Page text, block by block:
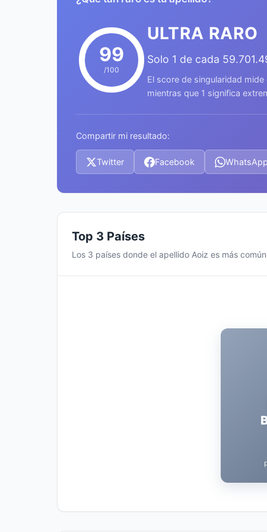
99
/100
ULTRA RARO
Solo 1 de cada
El score de singularidad
mientras que 1 significa
Compartir mi resultado:
Twitter Facebook WhatsApp
Top 3 Países
Los 3 países donde el apellido Aoiz es más común